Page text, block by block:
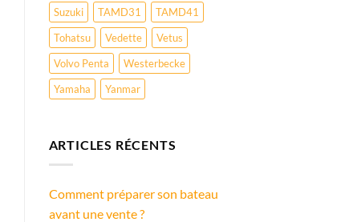
Suzuki
TAMD31
TAMD41
Tohatsu
Vedette
Vetus
Volvo Penta
Westerbecke
Yamaha
Yanmar
ARTICLES RÉCENTS
Comment préparer son bateau
avant une vente ?